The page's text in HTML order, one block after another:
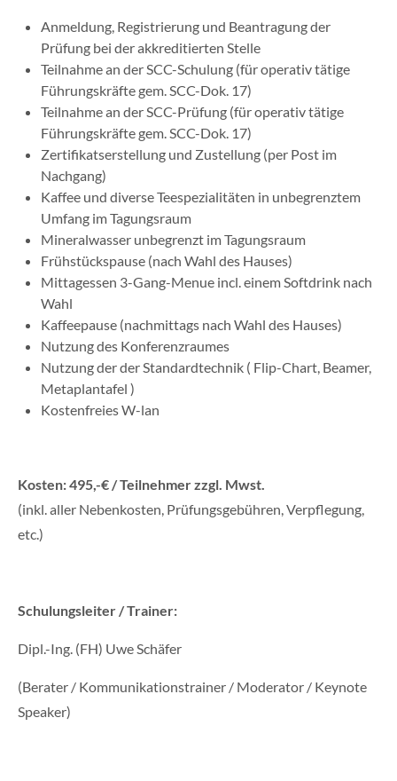
Anmeldung, Registrierung und Beantragung der
Prüfung bei der akkreditierten Stelle
Teilnahme an der SCC-Schulung (für operativ tätige
Führungskräfte gem. SCC-Dok. 17)
Teilnahme an der SCC-Prüfung (für operativ tätige
Führungskräfte gem. SCC-Dok. 17)
Zertifikatserstellung und Zustellung (per Post im
Nachgang)
Kaffee und diverse Teespezialitäten in unbegrenztem
Umfang im Tagungsraum
Mineralwasser unbegrenzt im Tagungsraum
Frühstückspause (nach Wahl des Hauses)
Mittagessen 3-Gang-Menue incl. einem Softdrink nach
Wahl
Kaffeepause (nachmittags nach Wahl des Hauses)
Nutzung des Konferenzraumes
Nutzung der der Standardtechnik ( Flip-Chart, Beamer,
Metaplantafel )
Kostenfreies W-lan
Kosten:495,-€ / Teilnehmer zzgl. Mwst.
(inkl. aller Nebenkosten, Prüfungsgebühren, Verpflegung,
etc.)
Schulungsleiter / Trainer:
Dipl.-Ing. (FH) Uwe Schäfer
(Berater / Kommunikationstrainer / Moderator / Keynote
Speaker)